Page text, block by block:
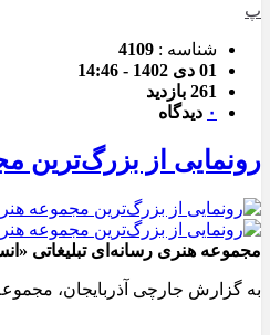
پ
شناسه : 4109
01 دی 1402 - 14:46
261 بازدید
۰ دیدگاه
رونمایی از بزرگ‌ترین
مجموعه هنری رسانه‌ای تبلیغاتی
به گزارش جارچی آذربایجان، مجموعه